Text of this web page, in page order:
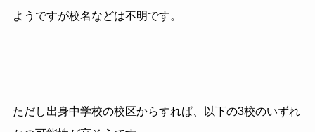
ようですが校名などは不明です。
ただし出身中学校の校区からすれば、以下の3校のいずれ